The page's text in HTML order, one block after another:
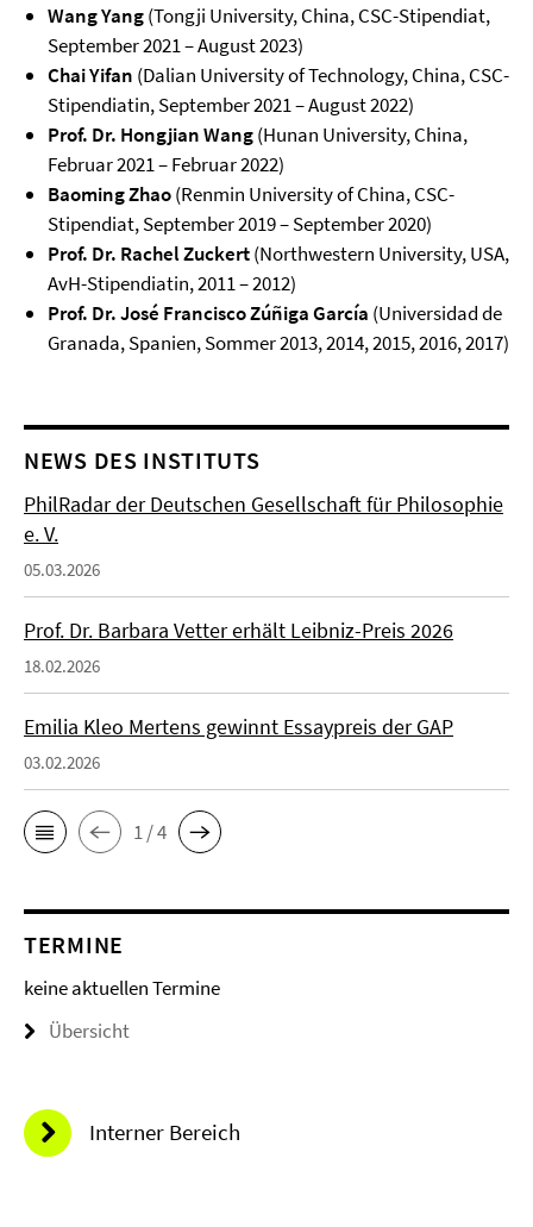
Wang Yang(Tongji University, China, CSC-Stipendiat,
September 2021 – August 2023)
Chai Yifan (Dalian University of Technology, China, CSC-
Stipendiatin, September 2021 – August 2022)
Prof. Dr. Hongjian Wang(Hunan University, China,
Februar 2021 – Februar 2022)
Baoming Zhao(Renmin University of China, CSC-
Stipendiat, September 2019 – September 2020)
Prof. Dr. Rachel Zuckert(Northwestern University, USA,
AvH-Stipendiatin, 2011 – 2012)
Prof. Dr. José Francisco Zúñiga García (Universidad de
Granada, Spanien, Sommer 2013, 2014, 2015, 2016, 2017)
NEWS DES INSTITUTS
PhilRadar der Deutschen Gesellschaft für Philosophie
e. V.
05.03.2026
Prof. Dr. Barbara Vetter erhält Leibniz-Preis 2026
18.02.2026
Emilia Kleo Mertens gewinnt Essaypreis der GAP
03.02.2026
1 / 4
TERMINE
keine aktuellen Termine
Übersicht
Interner Bereich